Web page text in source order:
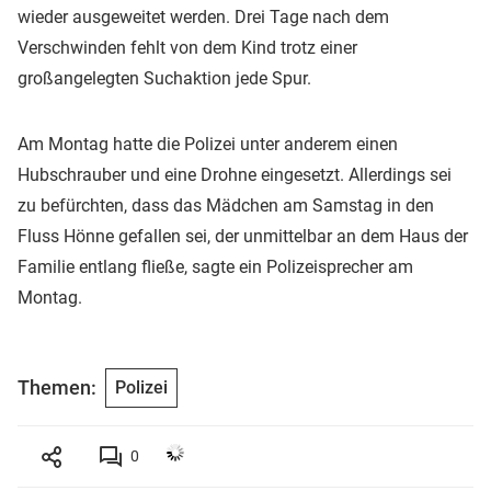
wieder ausgeweitet werden. Drei Tage nach dem
Verschwinden fehlt von dem Kind trotz einer
großangelegten Suchaktion jede Spur.
Am Montag hatte die Polizei unter anderem einen
Hubschrauber und eine Drohne eingesetzt. Allerdings sei
zu befürchten, dass das Mädchen am Samstag in den
Fluss Hönne gefallen sei, der unmittelbar an dem Haus der
Familie entlang fließe, sagte ein Polizeisprecher am
Montag.
Themen: Polizei
0